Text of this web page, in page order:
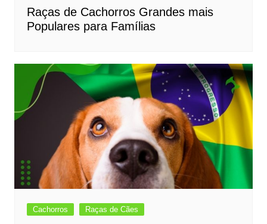
Raças de Cachorros Grandes mais
Populares para Famílias
Cachorros Raças de Cães